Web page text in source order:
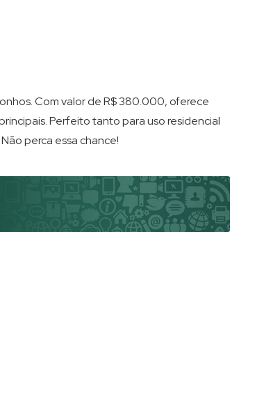
Com valor de R$ 380.000, oferece
Perfeito tanto para uso residencial
perca essa chance!